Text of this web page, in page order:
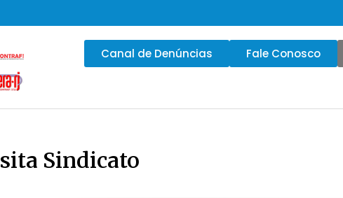
Canal de Denúncias Fale Conosco
Sindicato